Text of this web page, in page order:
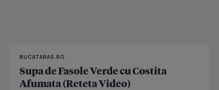
BUCATARAS.RO
Supa de Fasole Verde cu Costita
Afumata (Reteta Video)